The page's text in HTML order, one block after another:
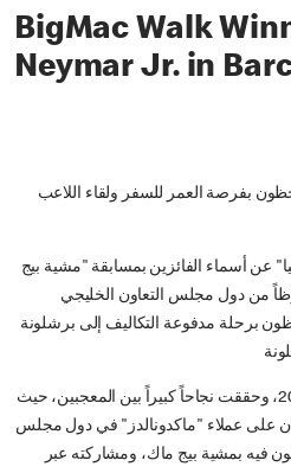
BigMac Walk
Neymar Jr. in
بفرصة العمر للسفر ولقاء اللاعب
أرابيا" عن أسماء الفائزين بمسابقة "مشية بيج
14 شخصاً محظوظاً من دول مجلس التعاون الخليجي
برحلة مدفوعة التكاليف إلى برشلونة
أطلقت المسابقة في شهر يناير 2016، وحققت نجاحاً كبيراً بين المعجبين، حيث
على عملاء "ماكدونالدز" في دول مجلس
فيه بمشية بيج ماك، ومشاركته عبر